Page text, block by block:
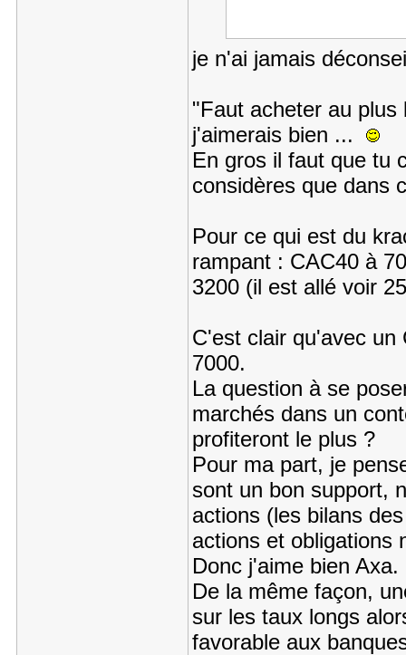
je n'ai jamais
"Faut acheter au
j'aimerais bien ...
En gros il faut que tu
considères que dans
Pour ce qui est du
rampant : CAC40 à
3200 (il est allé voir
C'est clair qu'avec
7000.
La question à se
marchés dans un
profiteront le plus ?
Pour ma part, je
sont un bon support,
actions (les bilans
actions et obligations
Donc j'aime bien Axa.
De la même façon,
sur les taux longs
favorable aux